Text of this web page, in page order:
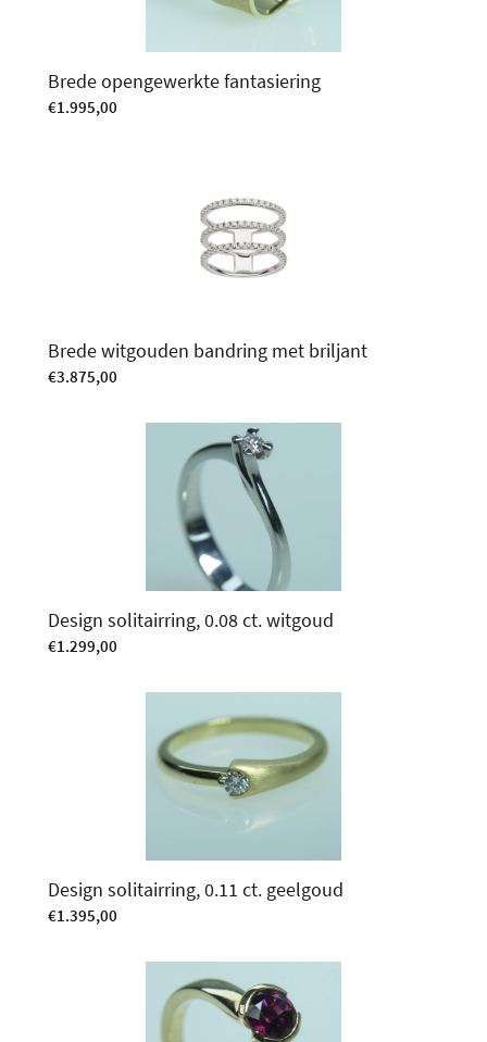
Brede opengewerkte fantasiering
€1.995,00
Brede witgouden bandring met briljant
€3.875,00
Design solitairring, 0.08 ct. witgoud
€1.299,00
Design solitairring, 0.11 ct. geelgoud
€1.395,00